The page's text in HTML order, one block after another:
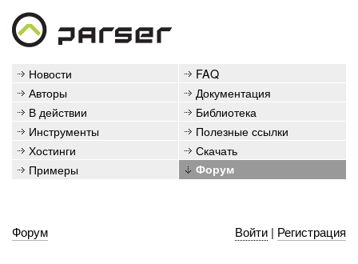
Новости
FAQ
Авторы
Документация
В действии
Библиотека
Инструменты
Полезные ссылки
Хостинги
Скачать
Примеры
Форум
Форум Войти| Регистрация